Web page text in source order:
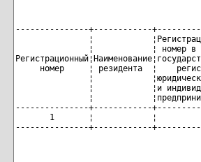
---------------+------------
¦
¦            ¦ номер
номер     ¦ резидента  ¦
¦
¦            ¦и
¦
---------------+------------
1       ¦            ¦
---------------+------------